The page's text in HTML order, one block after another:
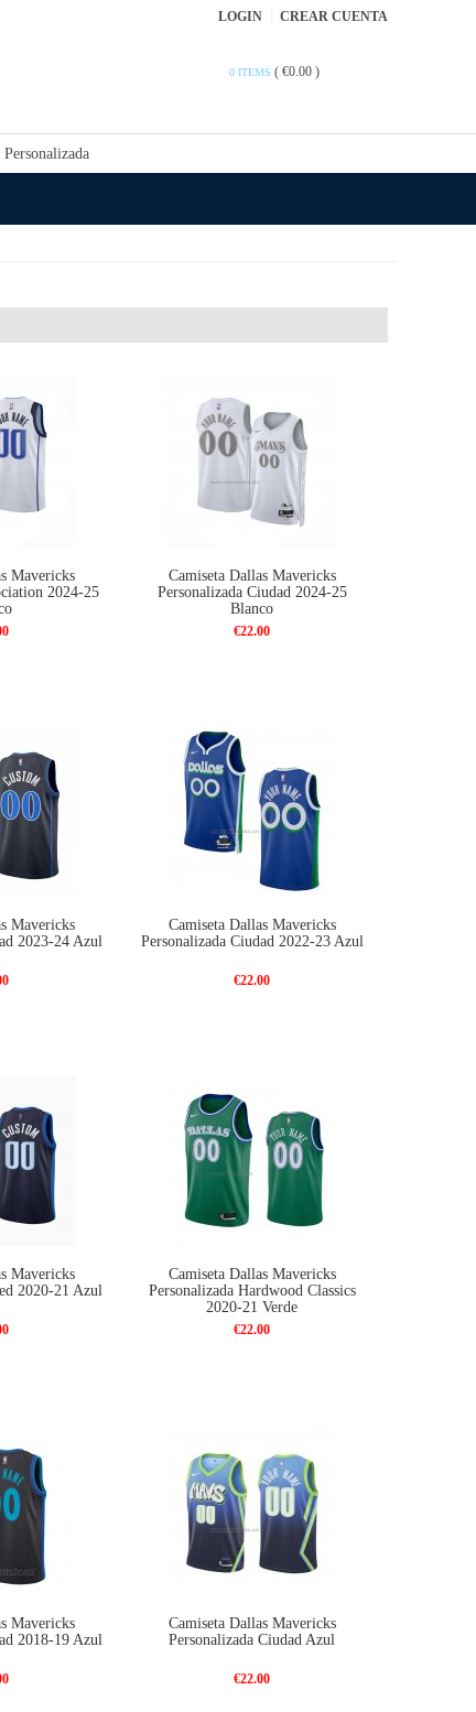
LOGIN CREAR CUENTA
0 ITEMS ( €0.00 )
Personalizada
Mavericks
2024-25
Camiseta Dallas Mavericks
Personalizada Ciudad 2024-25
Blanco
€22.00
Mavericks
2023-24 Azul
Camiseta Dallas Mavericks
Personalizada Ciudad 2022-23 Azul
€22.00
Mavericks
2020-21 Azul
Camiseta Dallas Mavericks
Personalizada Hardwood Classics
2020-21 Verde
€22.00
Mavericks
2018-19 Azul
Camiseta Dallas Mavericks
Personalizada Ciudad Azul
€22.00